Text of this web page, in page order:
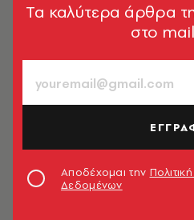
Tα καλύτερα άρθρα
στο
Αποδέχομαι την
Δεδομένων